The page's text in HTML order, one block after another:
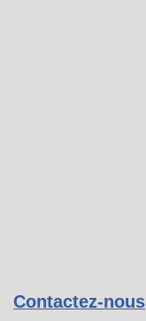
Contactez-nous